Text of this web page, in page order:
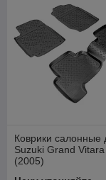
Коврики салонные
Suzuki Grand
(2005)